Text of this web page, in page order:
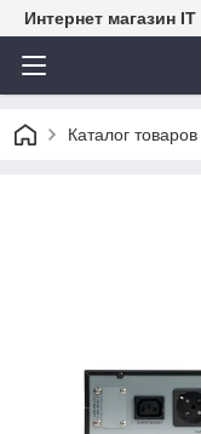
Интернет магазин
Каталог